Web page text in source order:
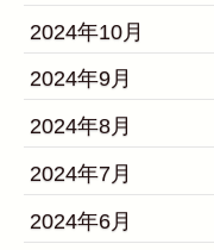
2024年10月
2024年9月
2024年8月
2024年7月
2024年6月